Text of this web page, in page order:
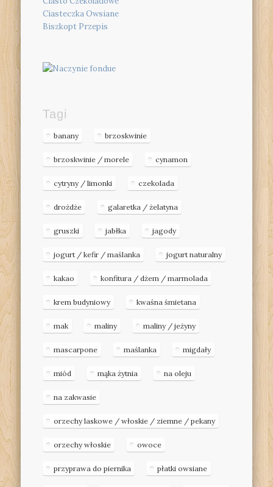
Ciasteczka Owsiane
Biszkopt Przepis
Tagi
banany brzoskwinie
brzoskwinie / morele cynamon
cytryny / limonki czekolada
drożdże galaretka / żelatyna
gruszki jabłka jagody
jogurt / kefir / maślanka jogurt naturalny
kakao konfitura / dżem / marmolada
krem budyniowy kwaśna śmietana
mak maliny maliny / jeżyny
mascarpone maślanka migdały
miód mąka żytnia na oleju
na zakwasie
orzechy laskowe / włoskie / ziemne / pekany
orzechy włoskie owoce
przyprawa do piernika płatki owsiane